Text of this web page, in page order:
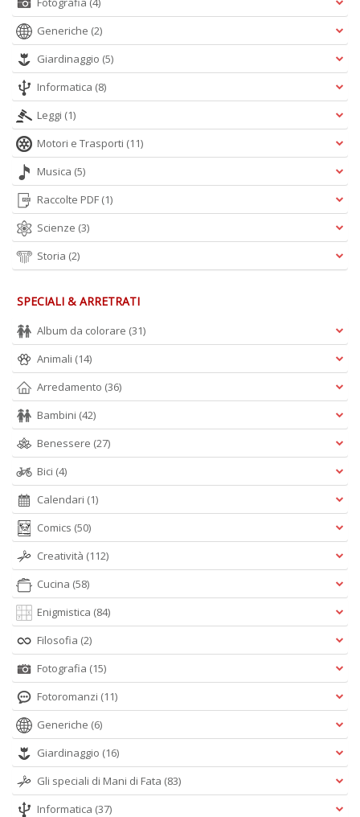
Generiche (2)
Giardinaggio (5)
Informatica (8)
Leggi (1)
Motori e Trasporti (11)
Musica (5)
Raccolte PDF (1)
Scienze (3)
Storia (2)
SPECIALI & ARRETRATI
Album da colorare (31)
Animali (14)
Arredamento (36)
Bambini (42)
Benessere (27)
Bici (4)
Calendari (1)
Comics (50)
Creatività (112)
Cucina (58)
Enigmistica (84)
Filosofia (2)
Fotografia (15)
Fotoromanzi (11)
Generiche (6)
Giardinaggio (16)
Gli speciali di Mani di Fata (83)
Informatica (37)